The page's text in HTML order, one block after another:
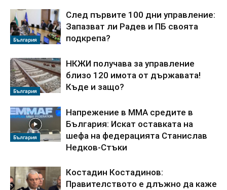
България
След първите 100 дни управление:
Запазват ли Радев и ПБ своята
подкрепа?
България
НКЖИ получава за управление
близо 120 имота от държавата!
Къде и защо?
България
Напрежение в ММА средите в
България: Искат оставката на
шефа на федерацията Станислав
Недков-Стъки
Костадин Костадинов:
Правителството е длъжно да каже